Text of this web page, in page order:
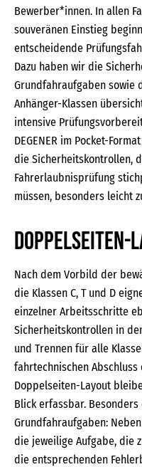
Bewerber*innen. In allen
souveränen Einstieg
entscheidende
Dazu haben wir die
Grundfahraufgaben sowie
Anhänger-Klassen
intensive
DEGENER im Pocket-
die Sicherheitskontrollen,
Fahrerlaubnisprüfung
müssen, besonders leicht
Doppelseiten-
Nach dem Vorbild der
die Klassen C, T und D
einzelner Arbeitsschritte
Sicherheitskontrollen in
und Trennen für alle
fahrtechnischen
Doppelseiten-Layout
Blick erfassbar.
Grundfahraufgaben:
die jeweilige Aufgabe, die
die entsprechenden